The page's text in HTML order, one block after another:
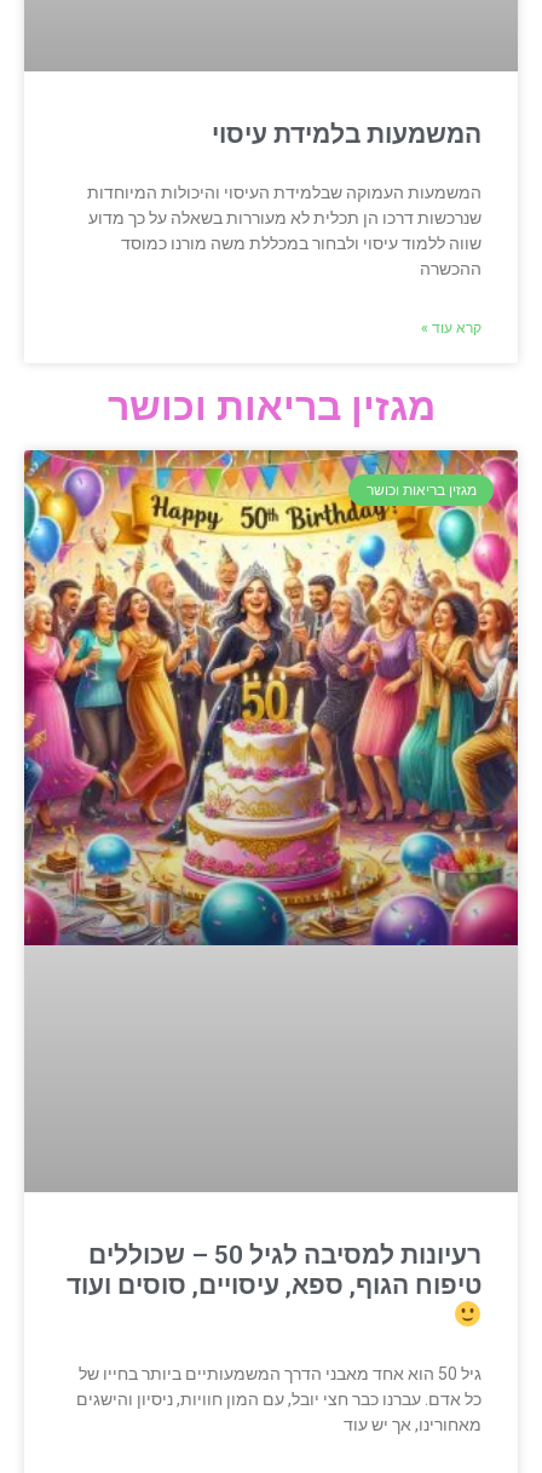
המשמעות בלמידת עיסוי
המשמעות העמוקה שבלמידת העיסוי והיכולות המיוחדות
שנרכשות דרכו הן תכלית לא מעוררות בשאלה על כך מדוע
שווה ללמוד עיסוי ולבחור במכללת משה מורנו כמוסד
ההכשרה
קרא עוד »
מגזין בריאות וכושר
מגזין בריאות וכושר
רעיונות למסיבה לגיל 50 – שכוללים
טיפוח הגוף, ספא, עיסויים, סוסים ועוד
גיל 50 הוא אחד מאבני הדרך המשמעותיים ביותר בחייו של
כל אדם. עברנו כבר חצי יובל, עם המון חוויות, ניסיון והישגים
מאחורינו, אך יש עוד